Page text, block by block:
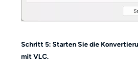
Schritt 5: Starten Sie die
mit VLC.